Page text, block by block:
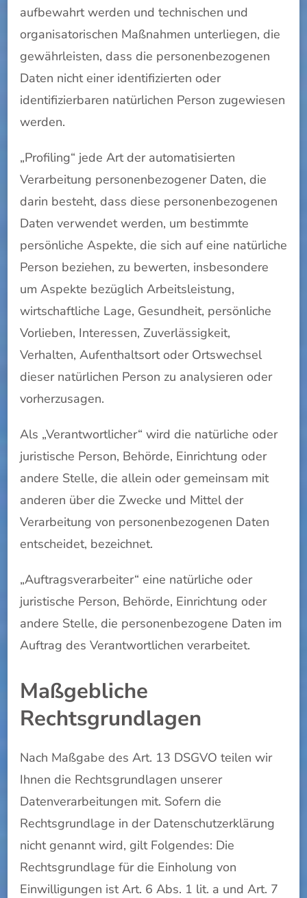
aufbewahrt werden und technischen und
organisatorischen Maßnahmen unterliegen, die
gewährleisten, dass die personenbezogenen
Daten nicht einer identifizierten oder
identifizierbaren natürlichen Person zugewiesen
werden.
„Profiling“ jede Art der automatisierten
Verarbeitung personenbezogener Daten, die
darin besteht, dass diese personenbezogenen
Daten verwendet werden, um bestimmte
persönliche Aspekte, die sich auf eine natürliche
Person beziehen, zu bewerten, insbesondere
um Aspekte bezüglich Arbeitsleistung,
wirtschaftliche Lage, Gesundheit, persönliche
Vorlieben, Interessen, Zuverlässigkeit,
Verhalten, Aufenthaltsort oder Ortswechsel
dieser natürlichen Person zu analysieren oder
vorherzusagen.
Als „Verantwortlicher“ wird die natürliche oder
juristische Person, Behörde, Einrichtung oder
andere Stelle, die allein oder gemeinsam mit
anderen über die Zwecke und Mittel der
Verarbeitung von personenbezogenen Daten
entscheidet, bezeichnet.
„Auftragsverarbeiter“ eine natürliche oder
juristische Person, Behörde, Einrichtung oder
andere Stelle, die personenbezogene Daten im
Auftrag des Verantwortlichen verarbeitet.
Maßgebliche
Rechtsgrundlagen
Nach Maßgabe des Art. 13 DSGVO teilen wir
Ihnen die Rechtsgrundlagen unserer
Datenverarbeitungen mit. Sofern die
Rechtsgrundlage in der Datenschutzerklärung
nicht genannt wird, gilt Folgendes: Die
Rechtsgrundlage für die Einholung von
Einwilligungen ist Art. 6 Abs. 1 lit. a und Art. 7